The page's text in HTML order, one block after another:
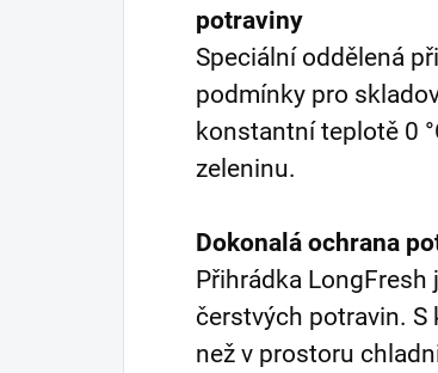
potraviny
Speciální oddělená
podmínky pro
konstantní teplotě 0
zeleninu.
Dokonalá ochrana
Přihrádka
čerstvých potravin. S
než v prostoru